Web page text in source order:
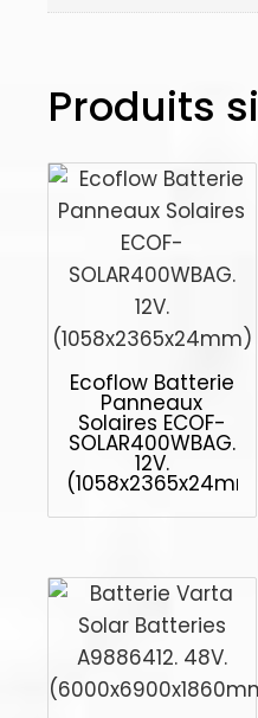
Produits
Ecoflow Batterie
Panneaux
Solaires ECOF-
SOLAR400WBAG.
12V.
(1058x2365x24mm)